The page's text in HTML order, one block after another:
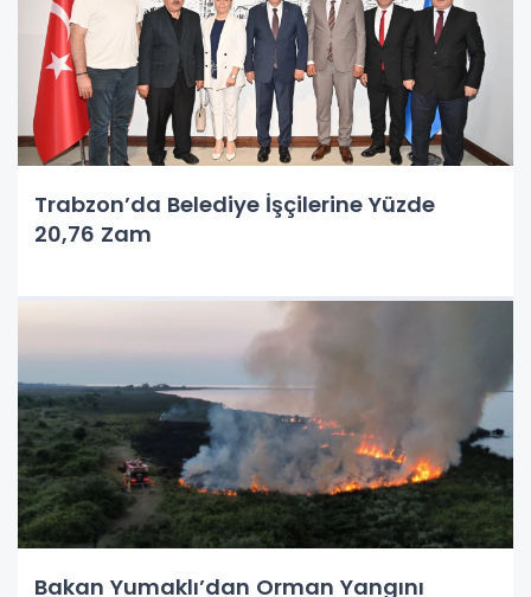
Trabzon’da Belediye İşçilerine Yüzde
20,76 Zam
Bakan Yumaklı’dan Orman Yangını